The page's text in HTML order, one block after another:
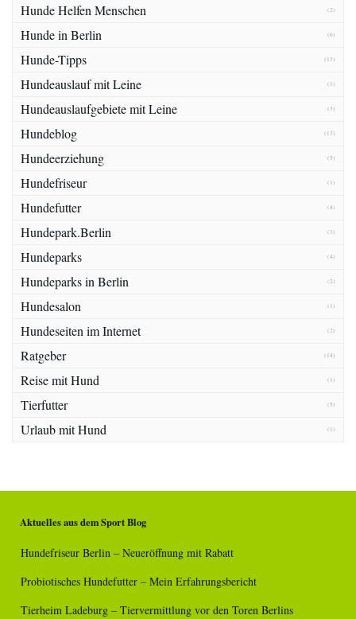
Hunde Helfen Menschen (2)
Hunde in Berlin (6)
Hunde-Tipps (13)
Hundeauslauf mit Leine (1)
Hundeauslaufgebiete mit Leine (3)
Hundeblog (13)
Hundeerziehung (5)
Hundefriseur (1)
Hundefutter (4)
Hundepark.Berlin (3)
Hundeparks (4)
Hundeparks in Berlin (2)
Hundesalon (1)
Hundeseiten im Internet (2)
Ratgeber (14)
Reise mit Hund (1)
Tierfutter (5)
Urlaub mit Hund (1)
Aktuelles aus dem Sport Blog
Hundefriseur Berlin – Neueröffnung mit Rabatt
Probiotisches Hundefutter – Mein Erfahrungsbericht
Tierheim Ladeburg – Tiervermittlung vor den Toren Berlins